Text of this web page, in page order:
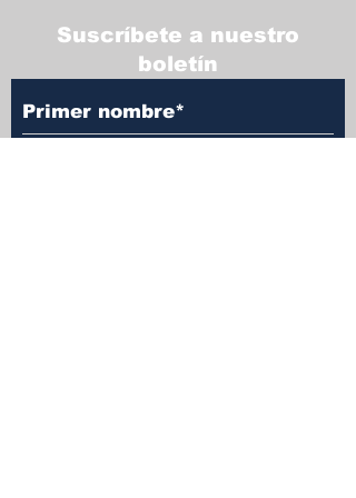
Suscríbete a nuestro
boletín